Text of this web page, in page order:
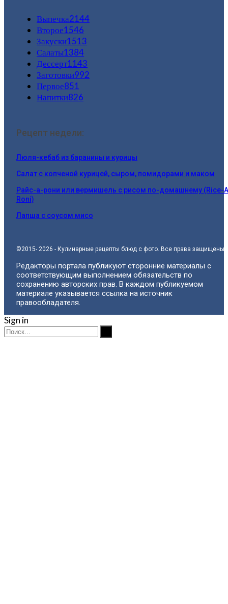
Выпечка2144
Второе1546
Закуски1513
Салаты1384
Дессерт1143
Заготовки992
Первое851
Напитки826
Рецепт недели:
Люля-кебаб из баранины и курицы
Салат с копченой курицей, сыром, помидорами и маком
Райс-а-рони или вермишель с рисом по-домашнему (Rice-
Roni)
Лапша с соусом мисо
©2015- 2026 - Кулинарные рецепты блюд с фото. Все права защищены.
Редакторы портала публикуют сторонние материалы с
соответствующим выполнением обязательств по
сохранению авторских прав. В каждом публикуемом
материале указывается ссылка на источник
правообладателя.
Sign in